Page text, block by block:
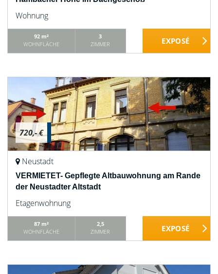
Wohnung
92 m²
WOHNFLÄCHE
3
ZIMMER
720,- €
Neustadt
VERMIETET- Gepflegte Altbauwohnung am Rande
der Neustadter Altstadt
Etagenwohnung
87 m²
WOHNFLÄCHE
2,5
ZIMMER